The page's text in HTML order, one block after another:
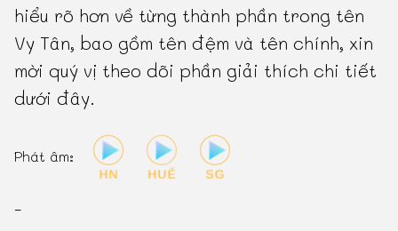
hiểu rõ hơn về từng thành phần trong tên
Vy Tân, bao gồm tên đệm và tên chính, xin
mời quý vị theo dõi phần giải thích chi tiết
dưới đây.
Phát âm:
-